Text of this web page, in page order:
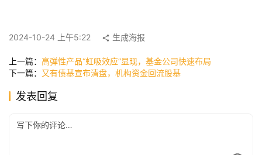
快
公
2024-10-24 上午5:22 生成海报
上一篇： 高弹性产品“虹吸效应”显现，基金公司快速布局
下一篇： 又有债基宣布清盘，机构资金回流股基
发表回复